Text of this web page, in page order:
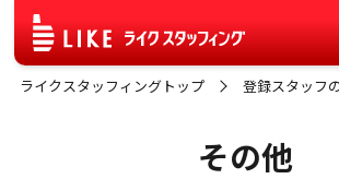
ライクスタッフィングトップ 登録スタッフ
その他